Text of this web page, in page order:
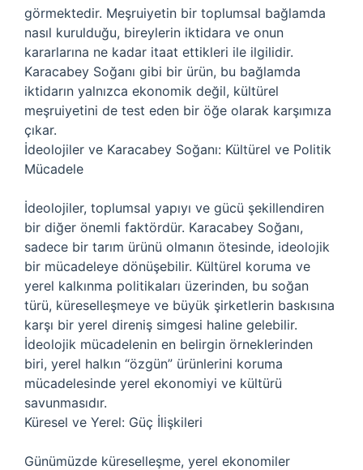
görmektedir. Meşruiyetin bir toplumsal bağlamda
nasıl kurulduğu, bireylerin iktidara ve onun
kararlarına ne kadar itaat ettikleri ile ilgilidir.
Karacabey Soğanı gibi bir ürün, bu bağlamda
iktidarın yalnızca ekonomik değil, kültürel
meşruiyetini de test eden bir öğe olarak karşımıza
çıkar.
İdeolojiler ve Karacabey Soğanı: Kültürel ve Politik
Mücadele
İdeolojiler, toplumsal yapıyı ve gücü şekillendiren
bir diğer önemli faktördür. Karacabey Soğanı,
sadece bir tarım ürünü olmanın ötesinde, ideolojik
bir mücadeleye dönüşebilir. Kültürel koruma ve
yerel kalkınma politikaları üzerinden, bu soğan
türü, küreselleşmeye ve büyük şirketlerin baskısına
karşı bir yerel direniş simgesi haline gelebilir.
İdeolojik mücadelenin en belirgin örneklerinden
biri, yerel halkın “özgün” ürünlerini koruma
mücadelesinde yerel ekonomiyi ve kültürü
savunmasıdır.
Küresel ve Yerel: Güç İlişkileri
Günümüzde küreselleşme, yerel ekonomiler